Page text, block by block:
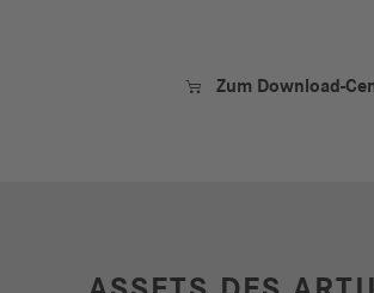
 Zum Download-